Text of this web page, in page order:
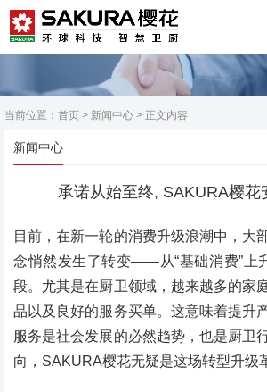
当前位置： 首页 > 新闻中心 > 正文内容
新闻中心
承诺从始至终, SAKURA樱花
目前，在新一轮的消费升级浪潮中，大
念悄然发生了转变——从“基础消费”上
段。尤其是在厨卫领域，越来越多的家
品以及良好的服务买单。这意味着提升
服务是社会发展的必然趋势，也是厨卫
向，SAKURA樱花无疑是这场转型升级